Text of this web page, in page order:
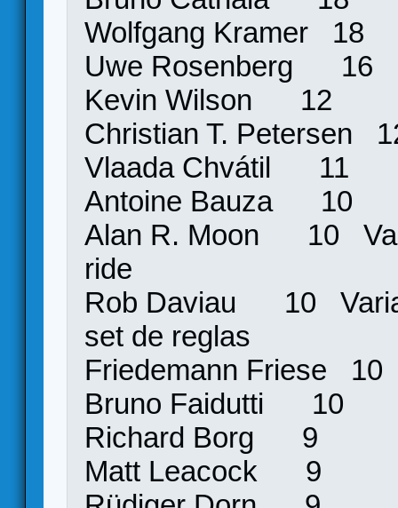
Wolfgang Kramer 18
Uwe Rosenberg 16
Kevin Wilson 12
Christian T. Petersen
Vlaada Chvátil 11
Antoine Bauza 10
Alan R. Moon 10
ride
Rob Daviau 10
set de reglas
Friedemann Friese
Bruno Faidutti 10
Richard Borg 9
Matt Leacock 9